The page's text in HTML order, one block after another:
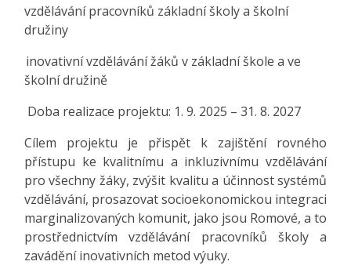
vzdělávání pracovníků základní školy a školní
družiny
inovativní vzdělávání žáků v základní škole a ve
školní družině
Doba realizace projektu: 1. 9. 2025 – 31. 8. 2027
Cílem projektu je přispět k zajištění rovného
přístupu ke kvalitnímu a inkluzivnímu vzdělávání
pro všechny žáky, zvýšit kvalitu a účinnost systémů
vzdělávání, prosazovat socioekonomickou integraci
marginalizovaných komunit, jako jsou Romové, a to
prostřednictvím vzdělávání pracovníků školy a
zavádění inovativních metod výuky.